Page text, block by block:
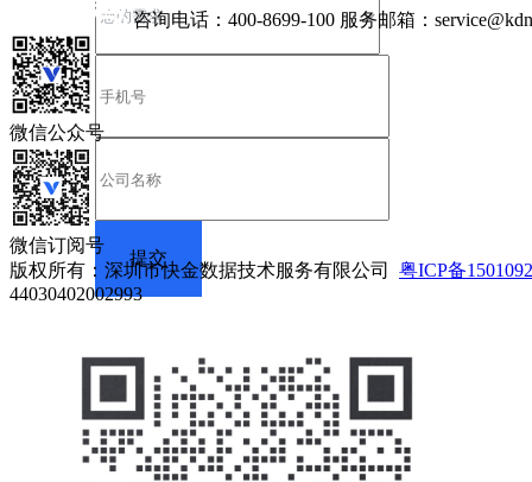
咨询电话： 400-8699-100 服务邮箱：
微信公众号
微信订阅号
版权所有：深圳市快金数据技术服务有限公司 粤ICP备
44030402002993